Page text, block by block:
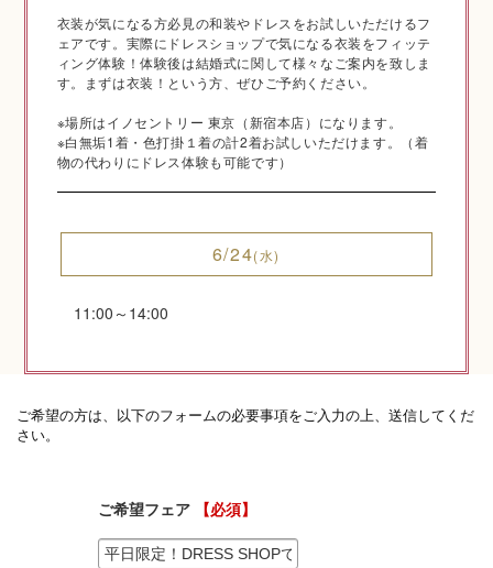
衣装が気になる方必見の和装やドレスをお試しいただけるフ
ェアです。実際にドレスショップで気になる衣装をフィッテ
ィング体験！体験後は結婚式に関して様々なご案内を致しま
す。まずは衣装！という方、ぜひご予約ください。
※場所はイノセントリー 東京（新宿本店）になります。
※白無垢1着・色打掛１着の計2着お試しいただけます。（着
物の代わりにドレス体験も可能です）
6/24(水)
11:00～14:00